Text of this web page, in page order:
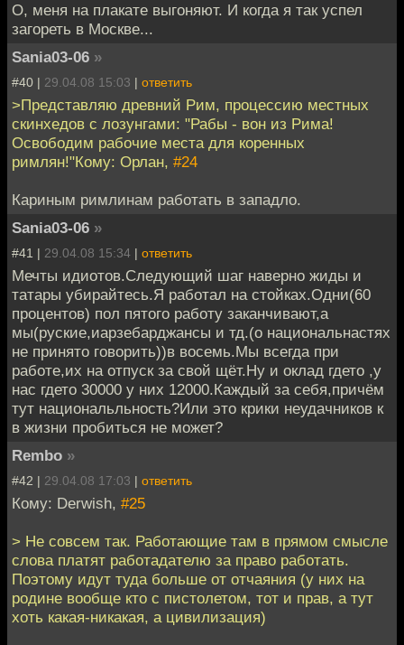
О, меня на плакате выгоняют. И когда я так успел
загореть в Москве...
Sania03-06 »
#40 | 29.04.08 15:03 | ответить
>Представляю древний Рим, процессию местных
скинхедов с лозунгами: "Рабы - вон из Рима!
Освободим рабочие места для коренных
римлян!"Кому: Орлан, #24
Кариным римлинам работать в западло.
Sania03-06 »
#41 | 29.04.08 15:34 | ответить
Мечты идиотов.Следующий шаг наверно жиды и
татары убирайтесь.Я работал на стойках.Одни(60
процентов) пол пятого работу заканчивают,а
мы(руские,иарзебарджансы и тд.(о национальнастях
не принято говорить))в восемь.Мы всегда при
работе,их на отпуск за свой щёт.Ну и оклад гдето ,у
нас гдето 30000 у них 12000.Каждый за себя,причём
тут национальльность?Или это крики неудачников к
в жизни пробиться не может?
Rembo »
#42 | 29.04.08 17:03 | ответить
Кому: Derwish, #25
> Не совсем так. Работающие там в прямом смысле
слова платят работадателю за право работать.
Поэтому идут туда больше от отчаяния (у них на
родине вообще кто с пистолетом, тот и прав, а тут
хоть какая-никакая, а цивилизация)